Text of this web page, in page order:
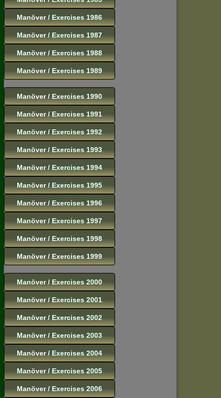
Manöver / Exercises 1986
Manöver / Exercises 1987
Manöver / Exercises 1988
Manöver / Exercises 1989
Manöver / Exercises 1990
Manöver / Exercises 1991
Manöver / Exercises 1992
Manöver / Exercises 1993
Manöver / Exercises 1994
Manöver / Exercises 1995
Manöver / Exercises 1996
Manöver / Exercises 1997
Manöver / Exercises 1998
Manöver / Exercises 1999
Manöver / Exercises 2000
Manöver / Exercises 2001
Manöver / Exercises 2002
Manöver / Exercises 2003
Manöver / Exercises 2004
Manöver / Exercises 2005
Manöver / Exercises 2006